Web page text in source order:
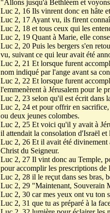
"Allons jusqu'à Bethléem et
Luc 2, 16 Ils vinrent donc en hâte
Luc 2, 17 Ayant vu, ils firent
Luc 2, 18 et tous ceux qui les
Luc 2, 19 Quant à Marie, elle
Luc 2, 20 Puis les bergers s'en
vu, suivant ce qui leur avait été
Luc 2, 21 Et lorsque furent
nom indiqué par l'ange avant sa
Luc 2, 22 Et lorsque furent
l'emmenèrent à Jérusalem pour le
Luc 2, 23 selon qu'il est écrit dans
Luc 2, 24 et pour offrir en
ou deux jeunes colombes.
Luc 2, 25 Et voici qu'il y avait à
il attendait la consolation d'Israël
Luc 2, 26 Et il avait été
Christ du Seigneur.
Luc 2, 27 Il vint donc au Temple,
pour accomplir les prescriptions de
Luc 2, 28 il le reçut dans ses bras,
Luc 2, 29 "Maintenant, Souverain
Luc 2, 30 car mes yeux ont vu ton
Luc 2, 31 que tu as préparé à la